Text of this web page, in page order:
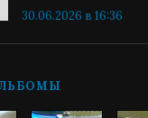
30.06.2026 в 16:36